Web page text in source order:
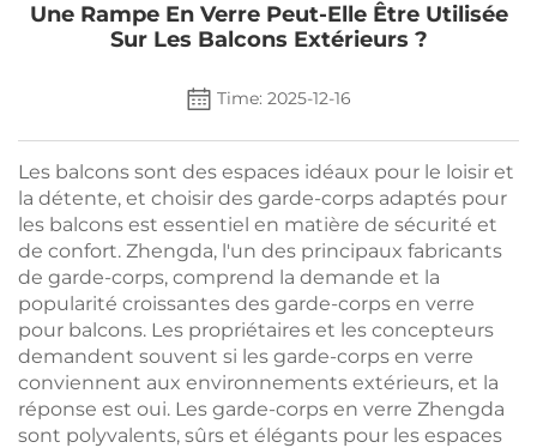
Une Rampe En Verre Peut-Elle Être Utilisée
Sur Les Balcons Extérieurs ?
Time: 2025-12-16
Les balcons sont des espaces idéaux pour le loisir et
la détente, et choisir des garde-corps adaptés pour
les balcons est essentiel en matière de sécurité et
de confort. Zhengda, l'un des principaux fabricants
de garde-corps, comprend la demande et la
popularité croissantes des garde-corps en verre
pour balcons. Les propriétaires et les concepteurs
demandent souvent si les garde-corps en verre
conviennent aux environnements extérieurs, et la
réponse est oui. Les garde-corps en verre Zhengda
sont polyvalents, sûrs et élégants pour les espaces